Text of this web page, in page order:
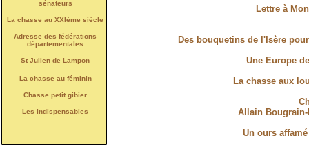
sénateurs
La chasse au XXIème siècle
Adresse des fédérations
départementales
St Julien de Lampon
La chasse au féminin
Chasse petit gibier
Les Indispensables
Lettre à
Des bouquetins de l'Isère
Une Europe
La chasse aux
Allain
Un ours